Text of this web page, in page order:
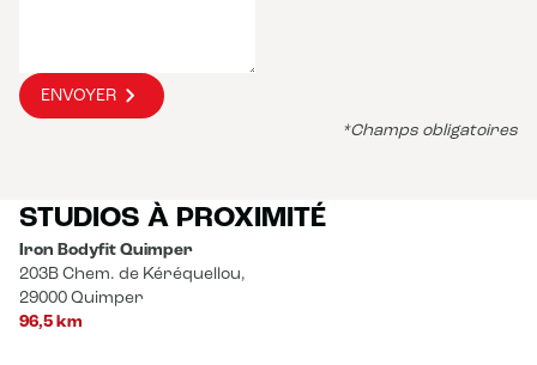
ENVOYER
*Champs obligatoires
STUDIOS À PROXIMITÉ
Iron Bodyfit Quimper
203B Chem. de Kéréquellou,
29000 Quimper
96,5 km